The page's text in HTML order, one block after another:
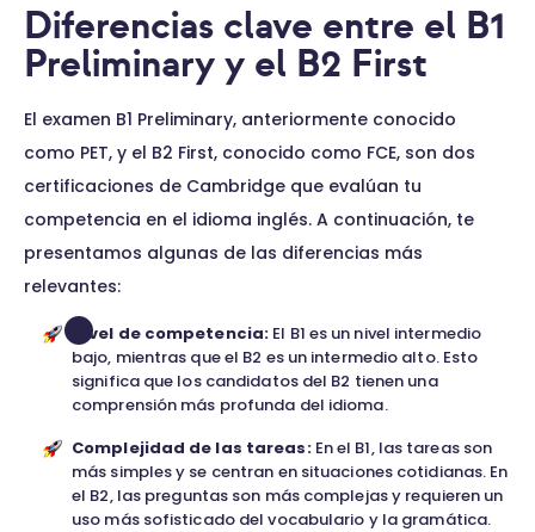
Diferencias clave entre el B1
Preliminary y el B2 First
El examen B1 Preliminary, anteriormente conocido
como PET, y el B2 First, conocido como FCE, son dos
certificaciones de Cambridge que evalúan tu
competencia en el idioma inglés. A continuación, te
presentamos algunas de las diferencias más
relevantes:
Nivel de competencia: El B1 es un nivel intermedio
bajo, mientras que el B2 es un intermedio alto. Esto
significa que los candidatos del B2 tienen una
comprensión más profunda del idioma.
Complejidad de las tareas:En el B1, las tareas son
más simples y se centran en situaciones cotidianas. En
el B2, las preguntas son más complejas y requieren un
uso más sofisticado del vocabulario y la gramática.